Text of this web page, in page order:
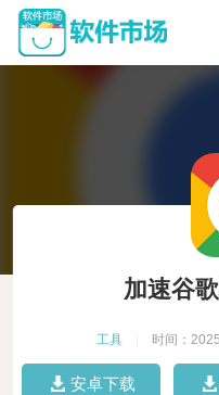
加速谷
工具 时间：
安卓下载